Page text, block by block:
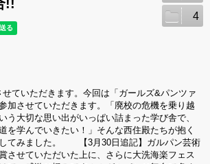
!!
4
ていただきます。今回は「ガールズ&パンツァ
加させていただきます。「廃校の危機を乗り越
う大切な思い出がいっぱい詰まった学び舎で、
を学んでいきたい！」そんな西住殿たちが抱く
してみました。 【3月30日追記】ガルパン芸術
させていただいた上に、さらに大洗海楽フェス